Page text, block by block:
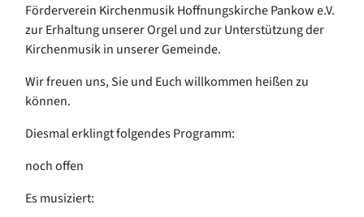
Förderverein Kirchenmusik Hoffnungskirche Pankow e.V.
zur Erhaltung unserer Orgel und zur Unterstützung der
Kirchenmusik in unserer Gemeinde.
Wir freuen uns, Sie und Euch willkommen heißen zu
können.
Diesmal erklingt folgendes Programm:
noch offen
Es musiziert: